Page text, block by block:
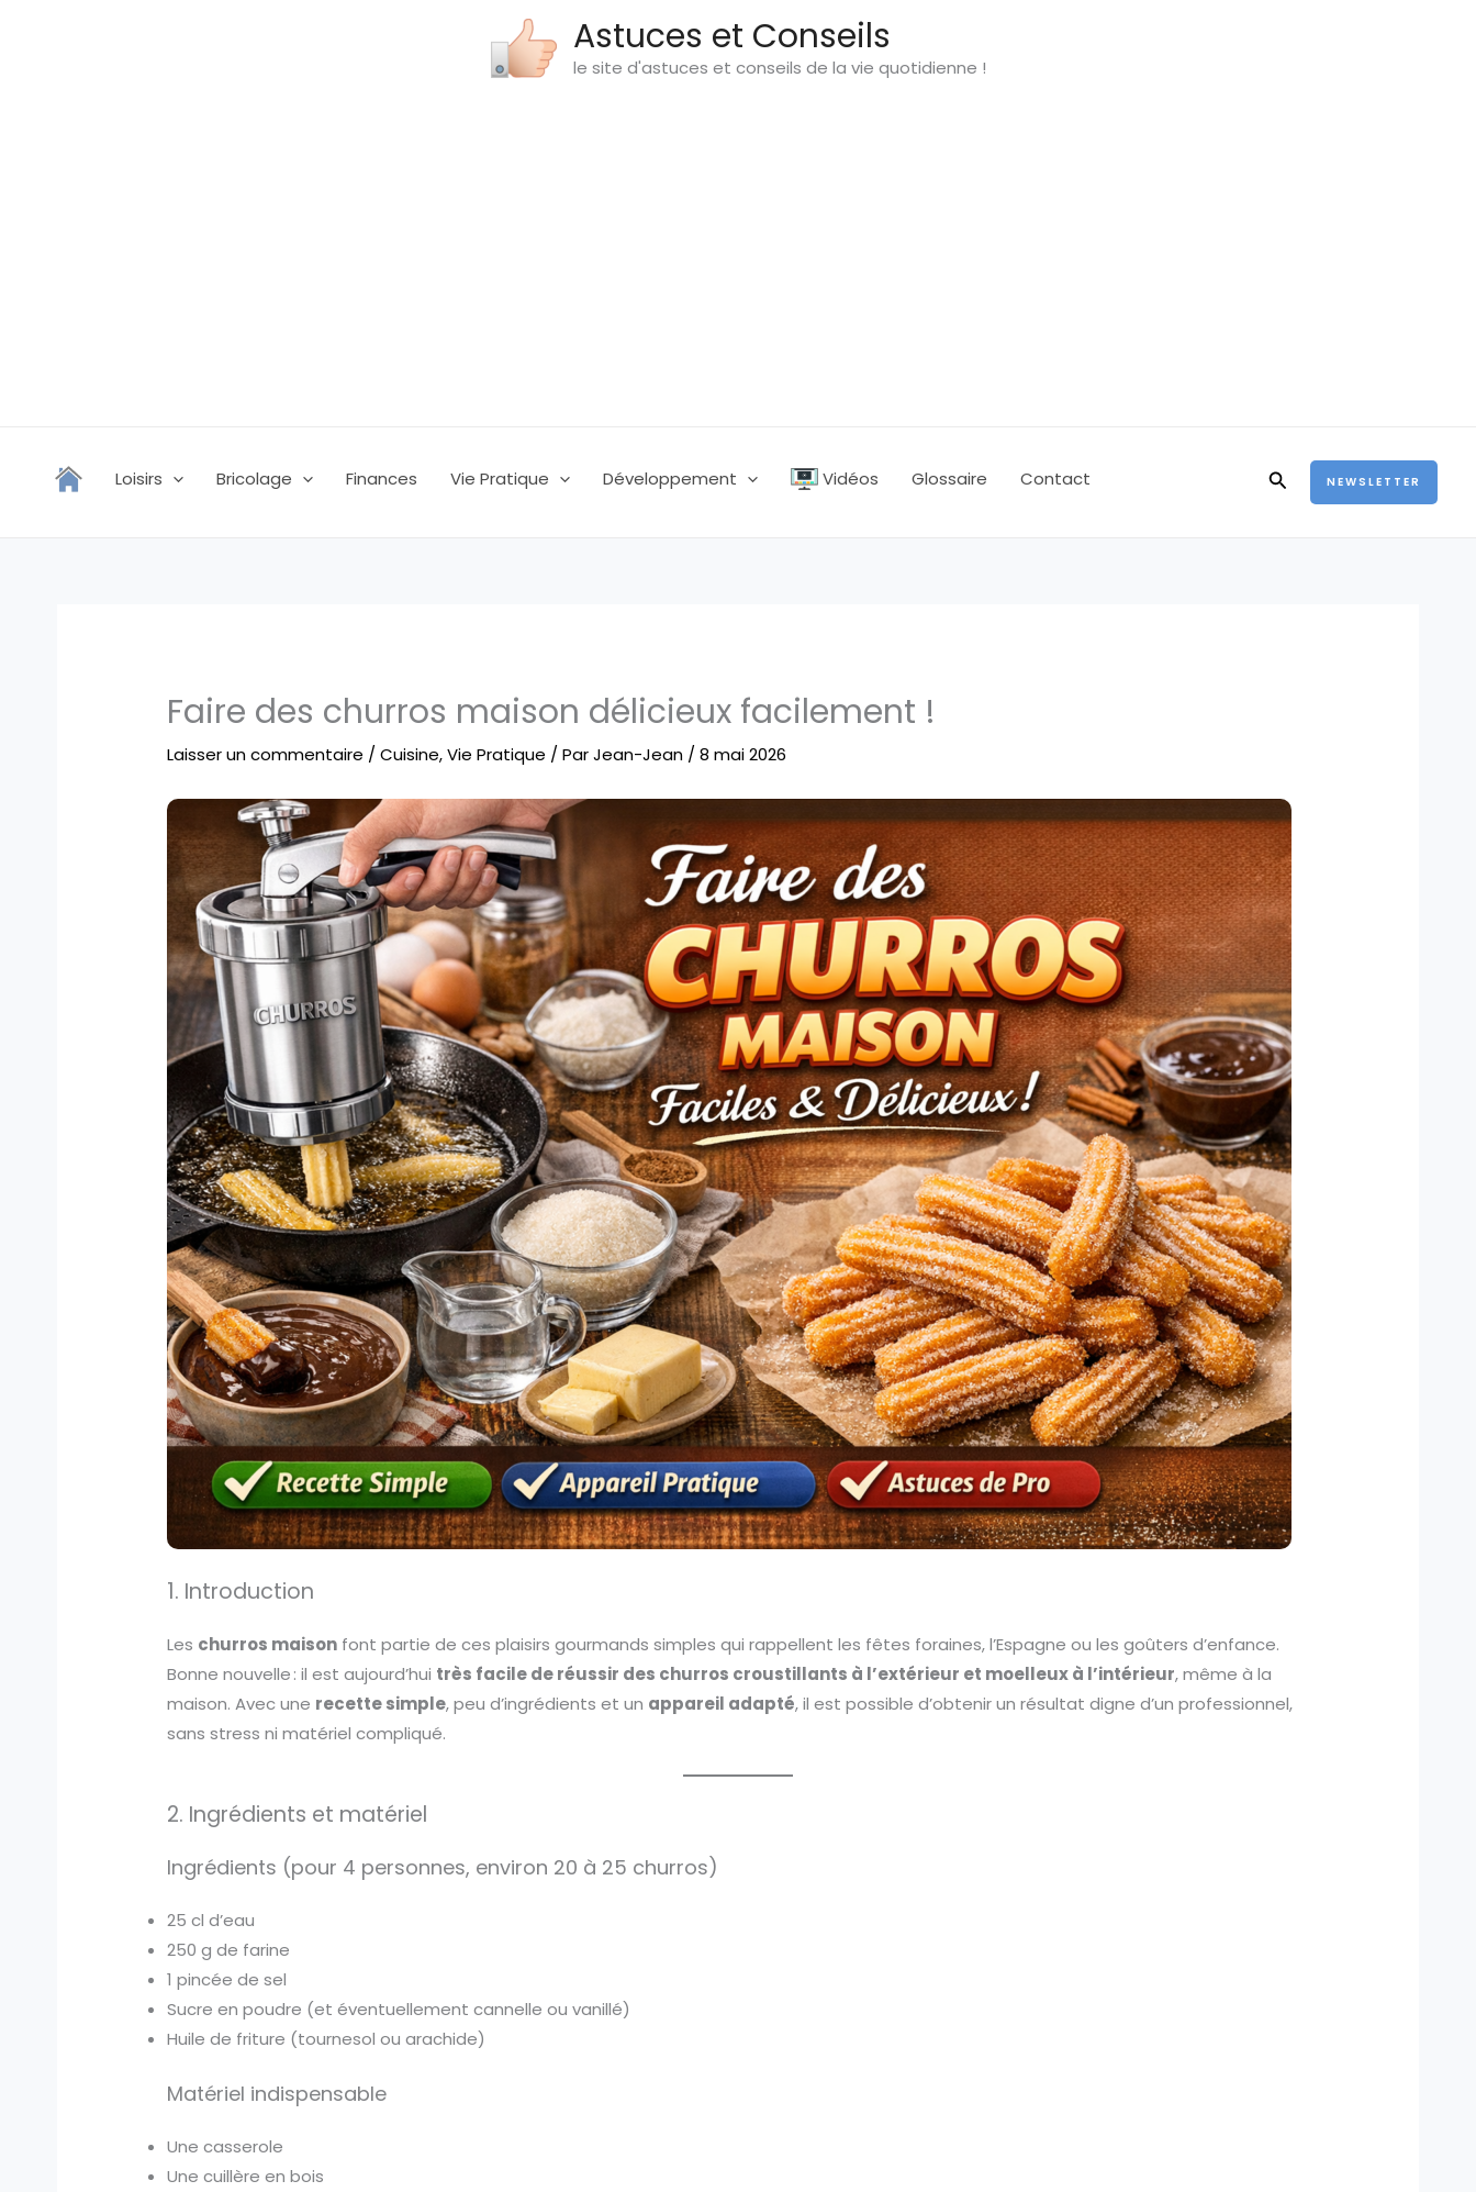
Astuces et Conseils
le site d'astuces et conseils de la vie quotidienne !
Loisirs Bricolage Finances Vie Pratique Développement Vidéos Glossaire Contact Rechercher
NEWSLETTER
Faire des churros maison délicieux facilement !
Laisser un commentaire /Cuisine,Vie Pratique / ParJean-Jean /8 mai 2026
1. Introduction
Les churros maison font partie de ces plaisirs gourmands simples qui rappellent les fêtes foraines, l’Espagne ou les goûters d’enfance.
Bonne nouvelle : il est aujourd’hui très facile de réussir des churros croustillants à l’extérieur et moelleux à l’intérieur, même à la
maison. Avec une recette simple, peu d’ingrédients et un appareil adapté, il est possible d’obtenir un résultat digne d’un professionnel,
sans stress ni matériel compliqué.
2. Ingrédients et matériel
Ingrédients (pour 4 personnes, environ 20 à 25 churros)
25 cl d’eau
250 g de farine
1 pincée de sel
Sucre en poudre (et éventuellement cannelle ou vanillé)
Huile de friture (tournesol ou arachide)
Matériel indispensable
Une casserole
Une cuillère en bois